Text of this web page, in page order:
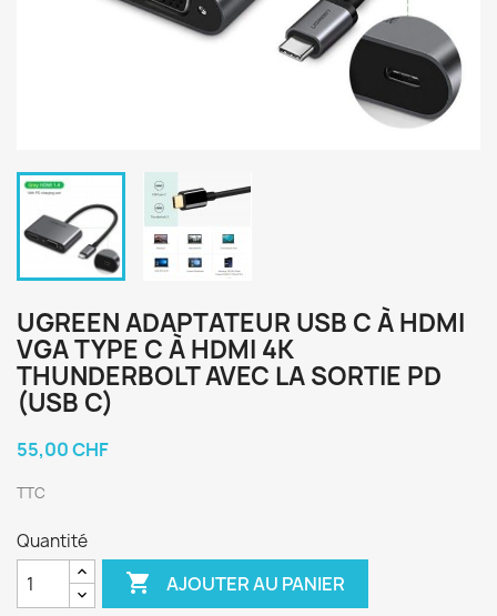
UGREEN ADAPTATEUR USB C À HDMI
VGA TYPE C À HDMI 4K
THUNDERBOLT AVEC LA SORTIE PD
(USB C)
55,00 CHF
TTC
Quantité
 AJOUTER AU PANIER